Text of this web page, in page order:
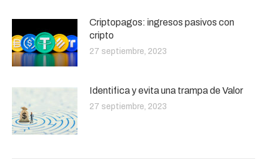
Criptopagos: ingresos pasivos con
cripto
27 septiembre, 2023
Identifica y evita una trampa de Valor
27 septiembre, 2023